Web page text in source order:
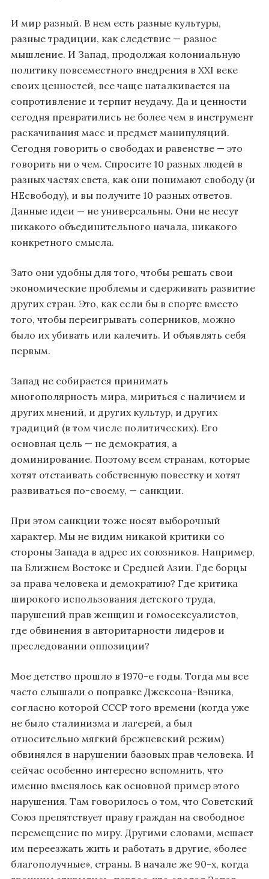
И мир разный. В нем есть разные культуры,
разные традиции, как следствие — разное
мышление. И Запад, продолжая колониальную
политику повсеместного внедрения в ХХI веке
своих ценностей, все чаще наталкивается на
сопротивление и терпит неудачу. Да и ценности
сегодня превратились не более чем в инструмент
раскачивания масс и предмет манипуляций.
Сегодня говорить о свободах и равенстве — это
говорить ни о чем. Спросите 10 разных людей в
разных частях света, как они понимают свободу (и
НЕсвободу), и вы получите 10 разных ответов.
Данные идеи — не универсальны. Они не несут
никакого объединительного начала, никакого
конкретного смысла.
Зато они удобны для того, чтобы решать свои
экономические проблемы и сдерживать развитие
других стран. Это, как если бы в спорте вместо
того, чтобы переигрывать соперников, можно
было их убивать или калечить. И объявлять себя
первым.
Запад не собирается принимать
многополярность мира, мириться с наличием и
других мнений, и других культур, и других
традиций (в том числе политических). Его
основная цель — не демократия, а
доминирование. Поэтому всем странам, которые
хотят отстаивать собственную повестку и хотят
развиваться по-своему, — санкции.
При этом санкции тоже носят выборочный
характер. Мы не видим никакой критики со
стороны Запада в адрес их союзников. Например,
на Ближнем Востоке и Средней Азии. Где борцы
за права человека и демократию? Где критика
широкого использования детского труда,
нарушений прав женщин и гомосексуалистов,
где обвинения в авторитарности лидеров и
преследовании оппозиции?
Мое детство прошло в 1970-е годы. Тогда мы все
часто слышали о поправке Джексона-Вэника,
согласно которой СССР того времени (когда уже
не было сталинизма и лагерей, а был
относительно мягкий брежневский режим)
обвинялся в нарушении базовых прав человека. И
сейчас особенно интересно вспомнить, что
именно вменялось как основной пример этого
нарушения. Там говорилось о том, что Советский
Союз препятствует праву граждан на свободное
перемещение по миру. Другими словами, мешает
им переезжать жить и работать в другие, «более
благополучные», страны. В начале же 90-х, когда